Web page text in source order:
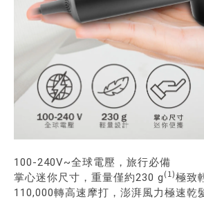
100-240V~全球電壓，旅行必備
掌心迷你尺寸，重量僅約230 g(1)極致
110,000轉高速摩打，澎湃風力極速乾